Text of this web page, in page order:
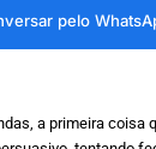
pelo
a primeira coisa